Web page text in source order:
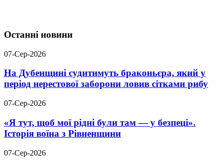
Останні новини
07-Сер-2026
На Дубенщині судитимуть браконьєра, який у
період нерестової заборони ловив сітками рибу
07-Сер-2026
«Я тут, щоб мої рідні були там — у безпеці».
Історія воїна з Рівненщини
07-Сер-2026